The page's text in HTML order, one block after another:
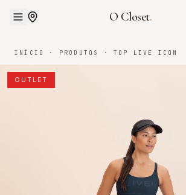
O Closet.
INÍCIO · PRODUTOS · TOP LIVE ICON
OUTLET